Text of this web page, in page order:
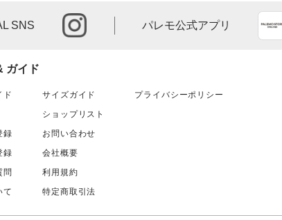
SNS
instagram
パレモ公式アプリ
ガイド
ド
録
録
問
て
サイズガイド
ショップリスト
お問い合わせ
会社概要
利用規約
特定商取引法
プライバシーポリシー